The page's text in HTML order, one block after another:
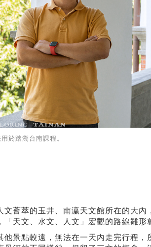
於踏溯台南課程。
薈萃的玉井、南瀛天文館所在的大
天文、水文、人文」宏觀的路線雛形
景點較遠，無法在一天內走完行程